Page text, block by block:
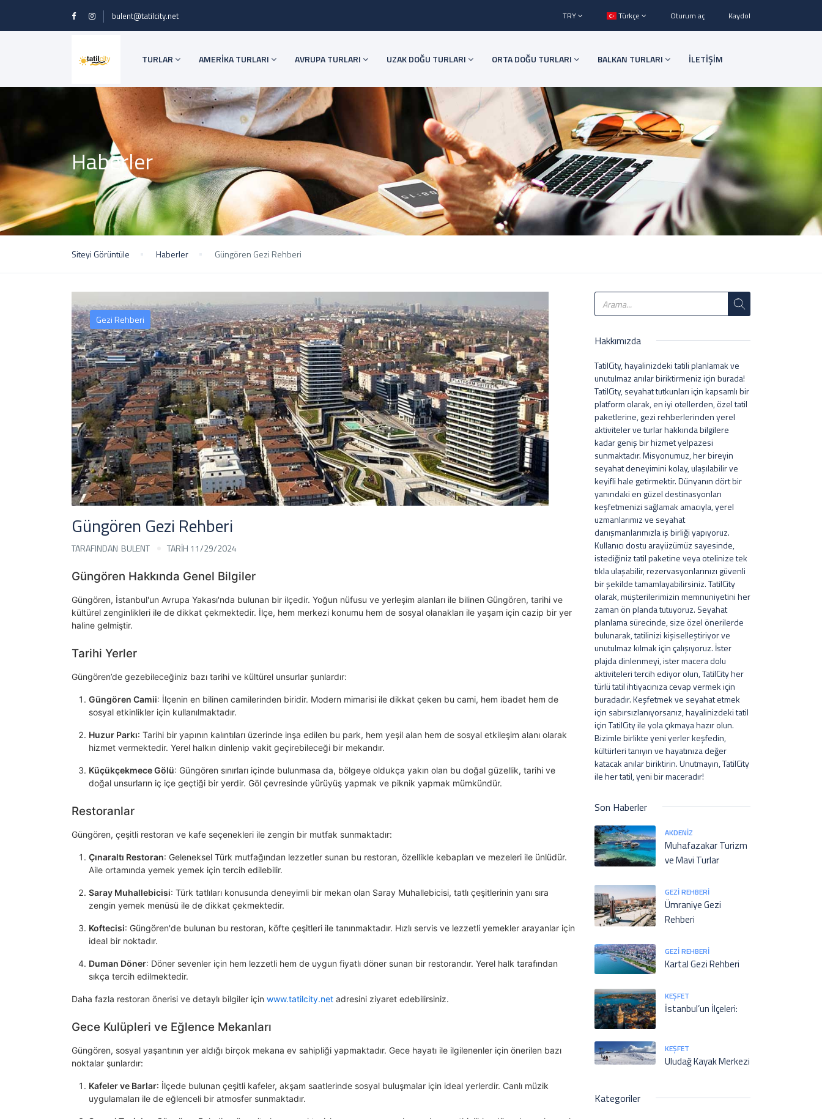
bulent@tatilcity.net TRY Türkçe Oturum aç Kaydol
TURLAR AMERİKA TURLARI AVRUPA TURLARI UZAK DOĞU TURLARI ORTA DOĞU TURLARI BALKAN TURLARI İLETİŞİM
Haberler
Siteyi Görüntüle Haberler Güngören Gezi Rehberi
Gezi Rehberi
Güngören Gezi Rehberi
TARAFINDAN BULENT TARİH 11/29/2024
Güngören Hakkında Genel Bilgiler
Güngören, İstanbul'un Avrupa Yakası'nda bulunan bir ilçedir. Yoğun nüfusu ve yerleşim alanları ile bilinen Güngören, tarihi ve
kültürel zenginlikleri ile de dikkat çekmektedir. İlçe, hem merkezi konumu hem de sosyal olanakları ile yaşam için cazip bir yer
haline gelmiştir.
Tarihi Yerler
Güngören’de gezebileceğiniz bazı tarihi ve kültürel unsurlar şunlardır:
Güngören Camii: İlçenin en bilinen camilerinden biridir. Modern mimarisi ile dikkat çeken bu cami, hem ibadet hem de
sosyal etkinlikler için kullanılmaktadır.
Huzur Parkı: Tarihi bir yapının kalıntıları üzerinde inşa edilen bu park, hem yeşil alan hem de sosyal etkileşim alanı olarak
hizmet vermektedir. Yerel halkın dinlenip vakit geçirebileceği bir mekandır.
Küçükçekmece Gölü: Güngören sınırları içinde bulunmasa da, bölgeye oldukça yakın olan bu doğal güzellik, tarihi ve
doğal unsurların iç içe geçtiği bir yerdir. Göl çevresinde yürüyüş yapmak ve piknik yapmak mümkündür.
Restoranlar
Güngören, çeşitli restoran ve kafe seçenekleri ile zengin bir mutfak sunmaktadır:
Çınaraltı Restoran: Geleneksel Türk mutfağından lezzetler sunan bu restoran, özellikle kebapları ve mezeleri ile ünlüdür.
Aile ortamında yemek yemek için tercih edilebilir.
Saray Muhallebicisi: Türk tatlıları konusunda deneyimli bir mekan olan Saray Muhallebicisi, tatlı çeşitlerinin yanı sıra
zengin yemek menüsü ile de dikkat çekmektedir.
Koftecisi: Güngören'de bulunan bu restoran, köfte çeşitleri ile tanınmaktadır. Hızlı servis ve lezzetli yemekler arayanlar için
ideal bir noktadır.
Duman Döner: Döner sevenler için hem lezzetli hem de uygun fiyatlı döner sunan bir restorandır. Yerel halk tarafından
sıkça tercih edilmektedir.
Daha fazla restoran önerisi ve detaylı bilgiler için www.tatilcity.net adresini ziyaret edebilirsiniz.
Gece Kulüpleri ve Eğlence Mekanları
Güngören, sosyal yaşantının yer aldığı birçok mekana ev sahipliği yapmaktadır. Gece hayatı ile ilgilenenler için önerilen bazı
noktalar şunlardır:
Kafeler ve Barlar: İlçede bulunan çeşitli kafeler, akşam saatlerinde sosyal buluşmalar için ideal yerlerdir. Canlı müzik
uygulamaları ile de eğlenceli bir atmosfer sunmaktadır.
Hakkımızda
TatilCity, hayalinizdeki tatili planlamak ve
unutulmaz anılar biriktirmeniz için burada!
TatilCity, seyahat tutkunları için kapsamlı bir
platform olarak, en iyi otellerden, özel tatil
paketlerine, gezi rehberlerinden yerel
aktiviteler ve turlar hakkında bilgilere
kadar geniş bir hizmet yelpazesi
sunmaktadır. Misyonumuz, her bireyin
seyahat deneyimini kolay, ulaşılabilir ve
keyifli hale getirmektir. Dünyanın dört bir
yanındaki en güzel destinasyonları
keşfetmenizi sağlamak amacıyla, yerel
uzmanlarımız ve seyahat
danışmanlarımızla iş birliği yapıyoruz.
Kullanıcı dostu arayüzümüz sayesinde,
istediğiniz tatil paketine veya otelinize tek
tıkla ulaşabilir, rezervasyonlarınızı güvenli
bir şekilde tamamlayabilirsiniz. TatilCity
olarak, müşterilerimizin memnuniyetini her
zaman ön planda tutuyoruz. Seyahat
planlama sürecinde, size özel önerilerde
bulunarak, tatilinizi kişiselleştiriyor ve
unutulmaz kılmak için çalışıyoruz. İster
plajda dinlenmeyi, ister macera dolu
aktiviteleri tercih ediyor olun, TatilCity her
türlü tatil ihtiyacınıza cevap vermek için
buradadır. Keşfetmek ve seyahat etmek
için sabırsızlanıyorsanız, hayalinizdeki tatil
için TatilCity ile yola çıkmaya hazır olun.
Bizimle birlikte yeni yerler keşfedin,
kültürleri tanıyın ve hayatınıza değer
katacak anılar biriktirin. Unutmayın, TatilCity
ile her tatil, yeni bir maceradır!
Son Haberler
AKDENIZ
Muhafazakar Turizm
ve Mavi Turlar
GEZI REHBERI
Ümraniye Gezi
Rehberi
GEZI REHBERI
Kartal Gezi Rehberi
KEŞFET
İstanbul’un İlçeleri:
KEŞFET
Uludağ Kayak Merkezi
Kategoriler